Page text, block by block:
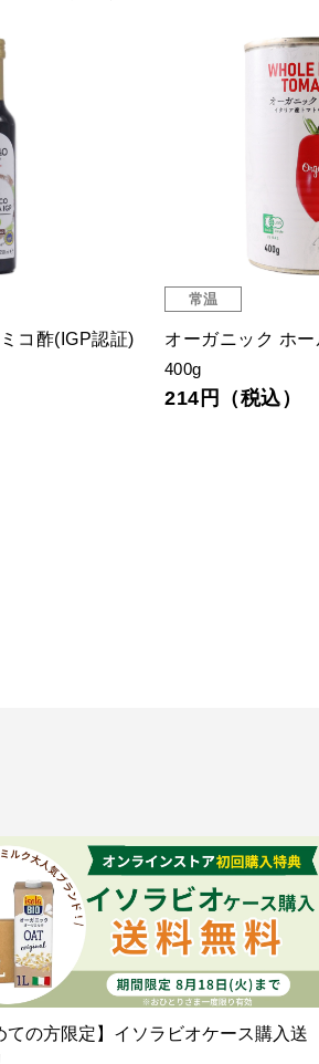
コ酢(IGP認証)
常温
オーガニック ホ
400g
214円（税込）
ての方限定】イソラビオケース購入送